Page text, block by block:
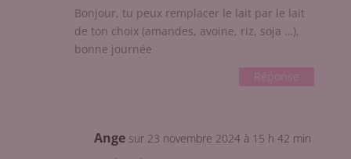
Bonjour, tu peux remplacer le lait par le lait
de ton choix (amandes, avoine, riz, soja …),
bonne journée
Réponse
Ange sur 23 novembre 2024 à 15 h 42 min